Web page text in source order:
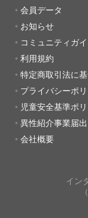
会員データ
お知らせ
コミュニティガ
利用規約
特定商取引法に
プライバシーポ
児童安全基準ポ
異性紹介事業届出
会社概要
イン